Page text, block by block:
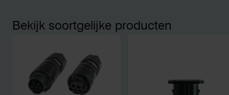
noodstroom voor de
Bekijk soortgelijke producten